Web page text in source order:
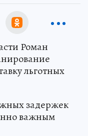
Роман
льготных
задержек
важным